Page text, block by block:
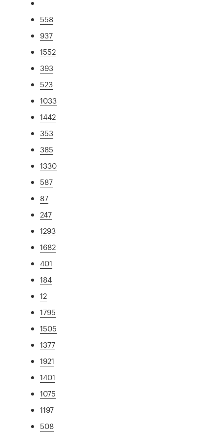
558
937
1552
393
523
1033
1442
353
385
1330
587
87
247
1293
1682
401
184
12
1795
1505
1377
1921
1401
1075
1197
508